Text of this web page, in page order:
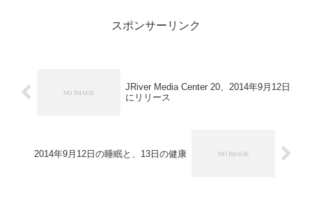
スポンサーリンク
JRiver Media Center 20、2014年9月12日
にリリース
2014年9月12日の睡眠と、13日の健康